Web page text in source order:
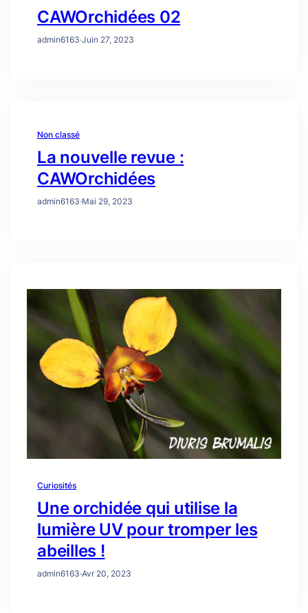
CAWOrchidées 02
admin6163·Juin 27, 2023
Non classé
La nouvelle revue :
CAWOrchidées
admin6163·Mai 29, 2023
Curiosités
Une orchidée qui utilise la
lumière UV pour tromper les
abeilles !
admin6163·Avr 20, 2023